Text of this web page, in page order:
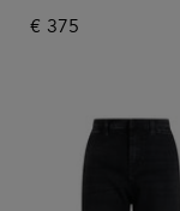
€ 375